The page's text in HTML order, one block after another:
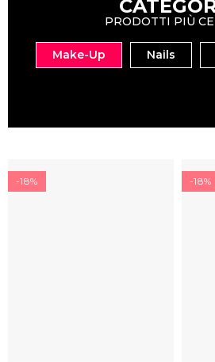
PRODOTTI PIÙ
Make-Up Nails
-18% -18%